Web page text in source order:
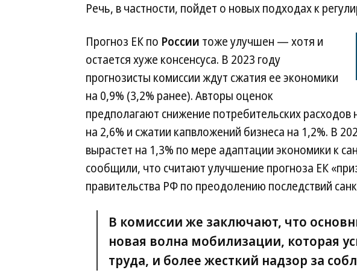
Речь, в частности, пойдет о новых подходах к
Прогноз ЕК по России тоже улучшен — хотя и
остается хуже консенсуса. В 2023 году
прогнозисты комиссии ждут сжатия ее экономики
на 0,9% (3,2% ранее). Авторы оценок
предполагают снижение потребительских расходов
на 2,6% и сжатии капвложений бизнеса на 1,2%. В
вырастет на 1,3% по мере адаптации экономики к
сообщили, что считают улучшение прогноза ЕК
правительства РФ по преодолению последствий
В комиссии же заключают, что
новая волна мобилизации, которая
труда, и более жесткий надзор за